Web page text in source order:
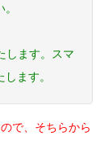
します。スマ
ます。
で、そちらから